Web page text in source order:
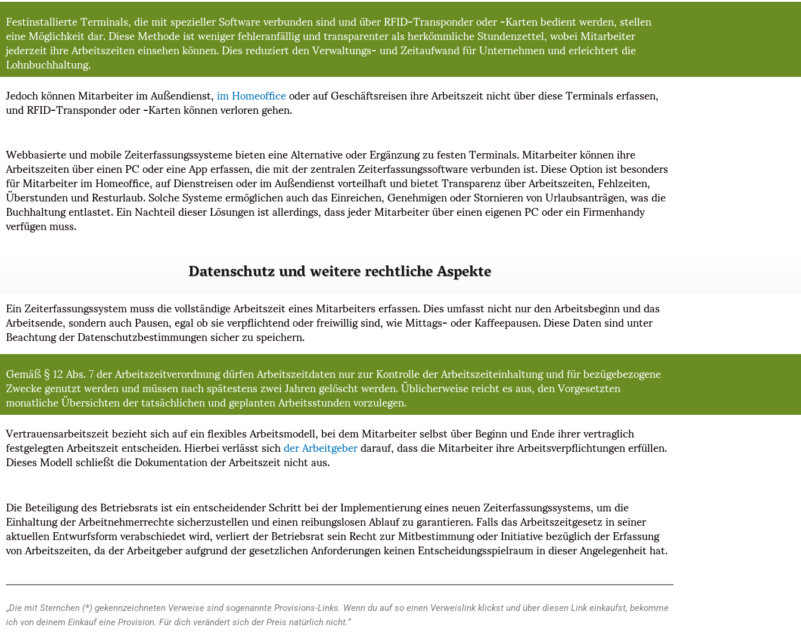
Festinstallierte Terminals, die mit spezieller Software verbunden sind und über RFID-Transponder oder -Karten bedient werden, stellen
eine Möglichkeit dar. Diese Methode ist weniger fehleranfällig und transparenter als herkömmliche Stundenzettel, wobei Mitarbeiter
jederzeit ihre Arbeitszeiten einsehen können. Dies reduziert den Verwaltungs- und Zeitaufwand für Unternehmen und erleichtert die
Lohnbuchhaltung.
Jedoch können Mitarbeiter im Außendienst,im Homeofficeoder auf Geschäftsreisen ihre Arbeitszeit nicht über diese Terminals erfassen,
und RFID-Transponder oder -Karten können verloren gehen.
Webbasierte und mobile Zeiterfassungssysteme bieten eine Alternative oder Ergänzung zu festen Terminals. Mitarbeiter können ihre
Arbeitszeiten über einen PC oder eine App erfassen, die mit der zentralen Zeiterfassungssoftware verbunden ist. Diese Option ist besonders
für Mitarbeiter im Homeoffice, auf Dienstreisen oder im Außendienst vorteilhaft und bietet Transparenz über Arbeitszeiten, Fehlzeiten,
Überstunden und Resturlaub. Solche Systeme ermöglichen auch das Einreichen, Genehmigen oder Stornieren von Urlaubsanträgen, was die
Buchhaltung entlastet. Ein Nachteil dieser Lösungen ist allerdings, dass jeder Mitarbeiter über einen eigenen PC oder ein Firmenhandy
verfügen muss.
Datenschutz und weitere rechtliche Aspekte
Ein Zeiterfassungssystem muss die vollständige Arbeitszeit eines Mitarbeiters erfassen. Dies umfasst nicht nur den Arbeitsbeginn und das
Arbeitsende, sondern auch Pausen, egal ob sie verpflichtend oder freiwillig sind, wie Mittags- oder Kaffeepausen. Diese Daten sind unter
Beachtung der Datenschutzbestimmungen sicher zu speichern.
Gemäß § 12 Abs. 7 der Arbeitszeitverordnung dürfen Arbeitszeitdaten nur zur Kontrolle der Arbeitszeiteinhaltung und für bezügebezogene
Zwecke genutzt werden und müssen nach spätestens zwei Jahren gelöscht werden. Üblicherweise reicht es aus, den Vorgesetzten
monatliche Übersichten der tatsächlichen und geplanten Arbeitsstunden vorzulegen.
Vertrauensarbeitszeit bezieht sich auf ein flexibles Arbeitsmodell, bei dem Mitarbeiter selbst über Beginn und Ende ihrer vertraglich
festgelegten Arbeitszeit entscheiden. Hierbei verlässt sichder Arbeitgeberdarauf, dass die Mitarbeiter ihre Arbeitsverpflichtungen erfüllen.
Dieses Modell schließt die Dokumentation der Arbeitszeit nicht aus.
Die Beteiligung des Betriebsrats ist ein entscheidender Schritt bei der Implementierung eines neuen Zeiterfassungssystems, um die
Einhaltung der Arbeitnehmerrechte sicherzustellen und einen reibungslosen Ablauf zu garantieren. Falls das Arbeitszeitgesetz in seiner
aktuellen Entwurfsform verabschiedet wird, verliert der Betriebsrat sein Recht zur Mitbestimmung oder Initiative bezüglich der Erfassung
von Arbeitszeiten, da der Arbeitgeber aufgrund der gesetzlichen Anforderungen keinen Entscheidungsspielraum in dieser Angelegenheit hat.
„Die mit Sternchen (*) gekennzeichneten Verweise sind sogenannte Provisions-Links. Wenn du auf so einen Verweislink klickst und über diesen Link einkaufst, bekomme
ich von deinem Einkauf eine Provision. Für dich verändert sich der Preis natürlich nicht.“